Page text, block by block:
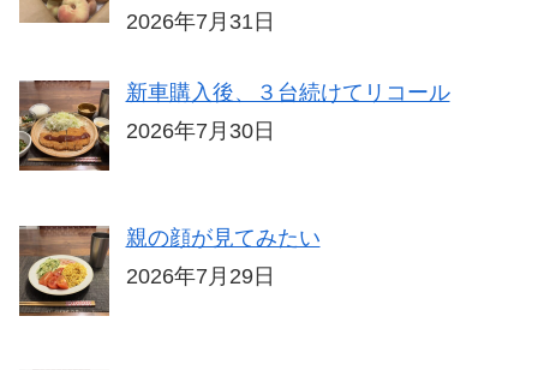
2026年7月31日
新車購入後、３台続けてリコール
2026年7月30日
親の顔が見てみたい
2026年7月29日